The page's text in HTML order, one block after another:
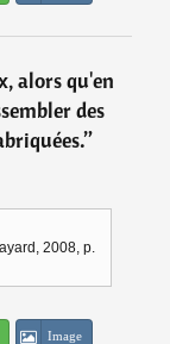
alors qu'en
des
”
2008, p.
Image